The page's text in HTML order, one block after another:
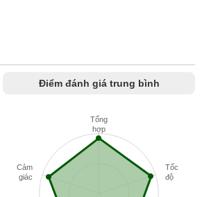
Điểm đánh giá trung bình
Tổng
hợp
Tốc
độ
Cảm
giác